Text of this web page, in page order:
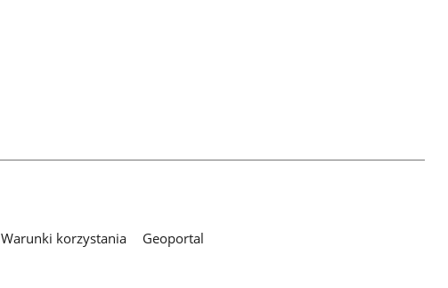
Warunki korzystania
Geoportal